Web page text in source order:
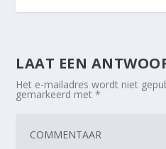
LAAT EEN
Het e-mailadres wordt niet
gemarkeerd met*